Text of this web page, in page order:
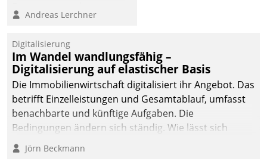
Unternehmen am
Softwareentwicklungshaus
Andreas Lerchner
Digitalisierung
Im Wandel wandlungsfähig –
Digitalisierung auf elastischer Basis
Die Immobilienwirtschaft digitalisiert ihr Angebot. Das
betrifft Einzelleistungen und Gesamtablauf, umfasst
benachbarte und künftige Aufgaben. Die
Bedingungen ändern sich ständig. Wie lässt sich
technisch die Kontrolle wahren und zugleich Freiraum
fürs Wachsen öffnen?
Jörn Beckmann